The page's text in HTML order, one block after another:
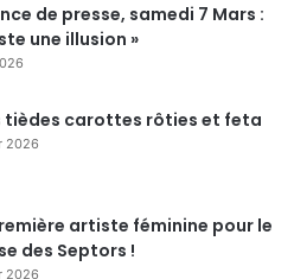
WANG de la
la présence de Yaohua
de chinois de l’Université
de Pékin (20
auprès du Service
46 ter rue Sainte
de presse, samedi 7 Mars :
une illusion »
tièdes carottes rôties et feta
2026
artiste féminine pour le
des Septors !
2026